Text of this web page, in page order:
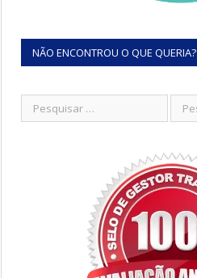
NÃO ENCONTROU O QUE QUERIA?